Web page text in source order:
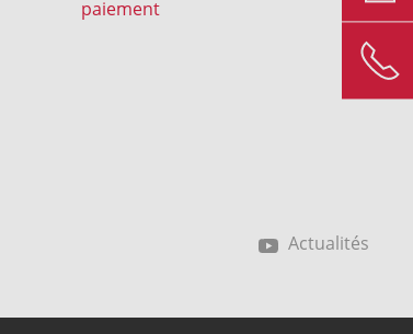
paiement
Actualités